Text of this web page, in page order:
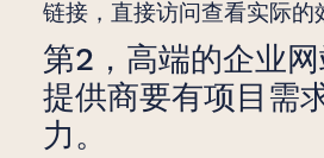
链接，直接访问查看实际的
第2，高端的企业
提供商要有项目需
力。